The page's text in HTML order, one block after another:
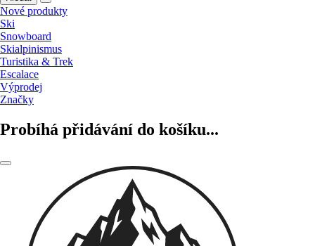
Nové produkty
Ski
Snowboard
Skialpinismus
Turistika & Trek
Escalace
Výprodej
Značky
Probíhá přidávání do košíku...